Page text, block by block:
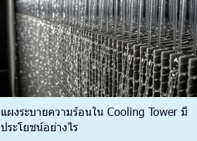
แผงระบายความร้อนใน Cooling Tower มี
ประโยชน์อย่างไร